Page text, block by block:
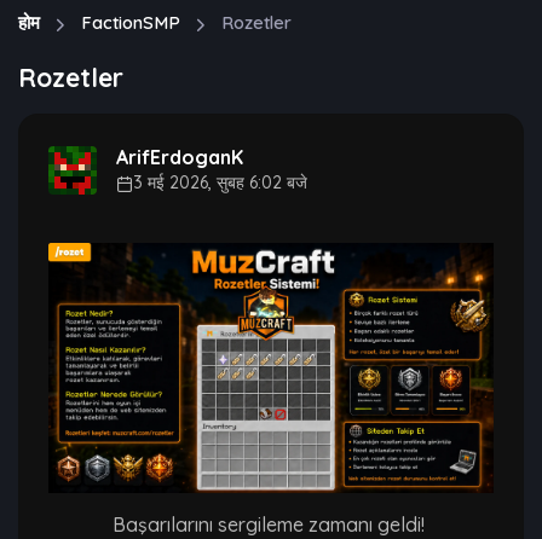
होम FactionSMP Rozetler
Rozetler
ArifErdoganK
3 मई 2026, सुबह 6:02 बजे
Başarılarını sergileme zamanı geldi!